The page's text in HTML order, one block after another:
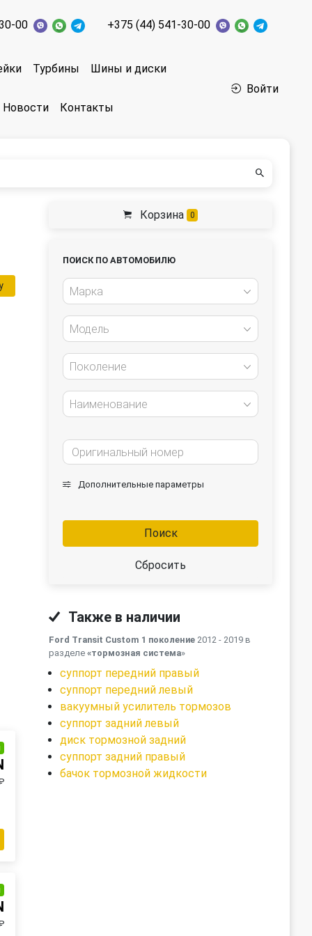
00 +375 (44) 541-30-00
Турбины Шины и диски
Новости Контакты
Войти
Корзина 0
ПОИСК ПО АВТОМОБИЛЮ
Марка
Модель
Поколение
Наименование
Дополнительные параметры
Поиск
Сбросить
Также в наличии
Ford Transit Custom 1 поколение 2012 - 2019 в
разделе «тормозная система»
суппорт передний правый
суппорт передний левый
вакуумный усилитель тормозов
суппорт задний левый
диск тормозной задний
суппорт задний правый
бачок тормозной жидкости